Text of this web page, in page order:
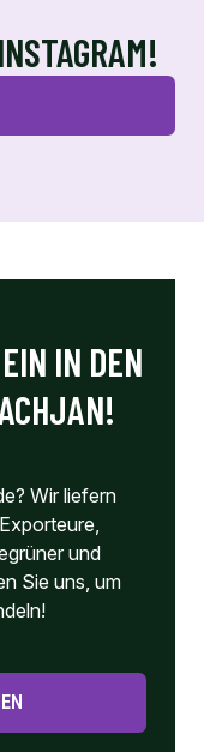
IN DEN
Wir liefern
und
Sie uns, um